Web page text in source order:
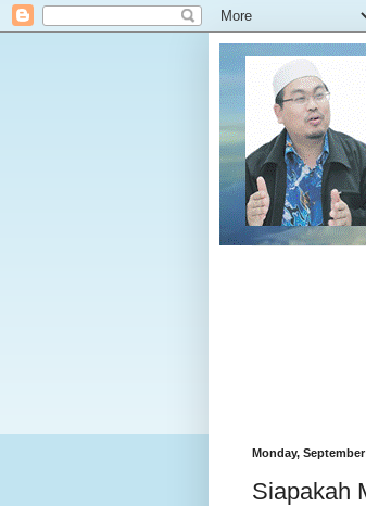
Monday, September
Siapakah